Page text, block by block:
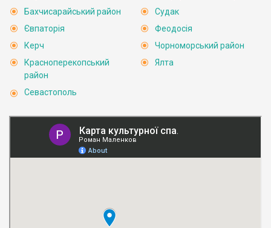
Бахчисарайський район
Євпаторія
Керч
Красноперекопський
район
Севастополь
Судак
Феодосія
Чорноморський район
Ялта